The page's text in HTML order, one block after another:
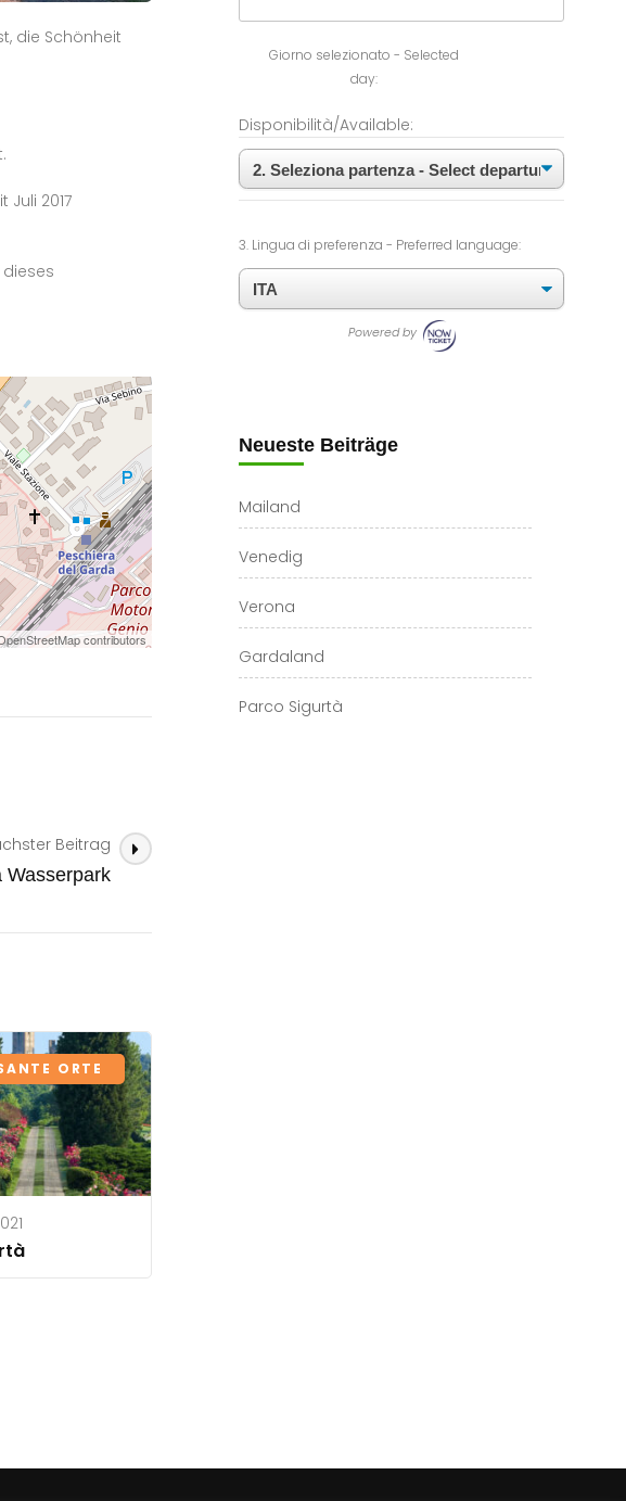
die Schönheit
Juli 2017
contributors
Beitrag
Wasserpark
ORTE
Giorno selezionato - Selected
day:
Disponibilità/Available:
3. Lingua di preferenza - Preferred language:
Powered by
Neueste Beiträge
Mailand
Venedig
Verona
Gardaland
Parco Sigurtà